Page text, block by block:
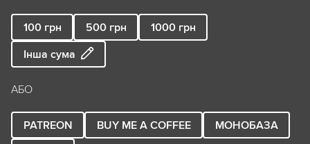
100 грн 500 грн 1000 грн
Інша сума
АБО
PATREON BUY ME A COFFEE
МОНОБАЗА